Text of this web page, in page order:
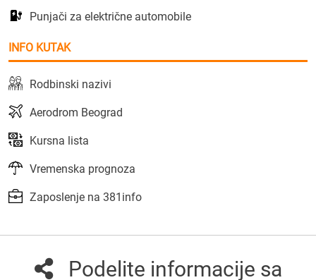
Punjači za električne automobile
INFO KUTAK
Rodbinski nazivi
Aerodrom Beograd
Kursna lista
Vremenska prognoza
Zaposlenje na 381info
Podelite informacije sa